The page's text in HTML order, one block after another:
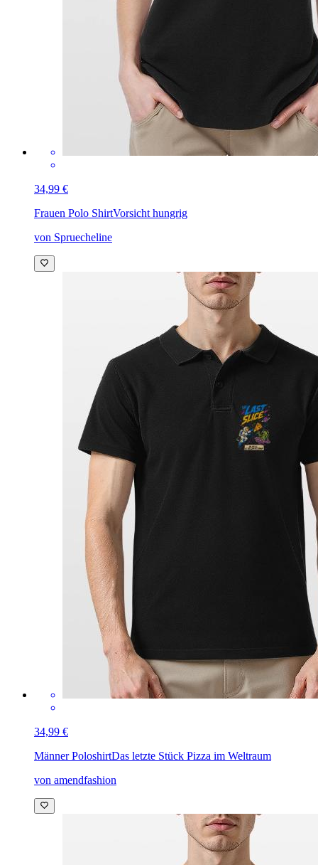
34,99 €
Frauen Polo ShirtVorsicht hungrig
von Spruecheline
34,99 €
Männer PoloshirtDas letzte Stück Pizza im Weltraum
von amendfashion